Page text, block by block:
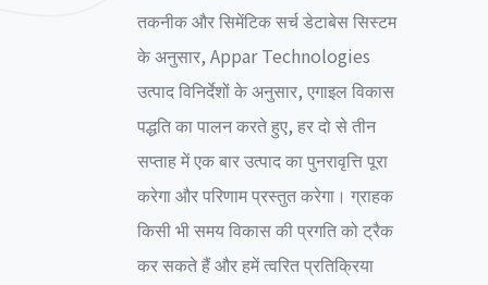
तकनीक और सिमेंटिक सर्च डेटाबेस सिस्टम
के अनुसार, Appar Technologies
उत्पाद विनिर्देशों के अनुसार, एगाइल विकास
पद्धति का पालन करते हुए, हर दो से तीन
सप्ताह में एक बार उत्पाद का पुनरावृत्ति पूरा
करेगा और परिणाम प्रस्तुत करेगा। ग्राहक
किसी भी समय विकास की प्रगति को ट्रैक
कर सकते हैं और हमें त्वरित प्रतिक्रिया